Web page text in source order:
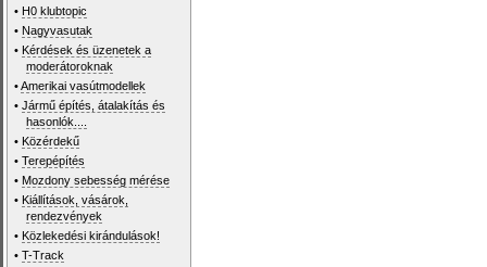
• H0 klubtopic
• Nagyvasutak
• Kérdések és üzenetek a
moderátoroknak
•Amerikai vasútmodellek
•Jármű építés, átalakítás és
hasonlók....
• Közérdekű
•Terepépítés
• Mozdony sebesség mérése
• Kiállítások, vásárok,
rendezvények
• Közlekedési kirándulások!
•T-Track